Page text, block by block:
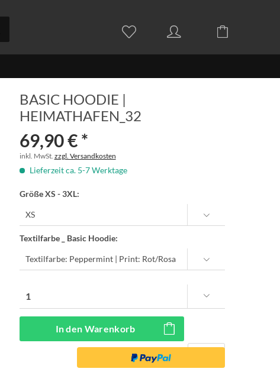
BASIC HOODIE |
HEIMATHAFEN_32
69,90 € *
inkl. MwSt. zzgl. Versandkosten
Lieferzeit ca. 5-7 Werktage
Größe XS - 3XL:
Textilfarbe _ Basic Hoodie:
In den Warenkorb